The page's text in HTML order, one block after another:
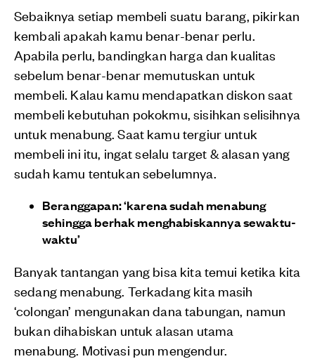
Sebaiknya setiap membeli suatu barang, pikirkan
kembali apakah kamu benar-benar perlu.
Apabila perlu, bandingkan harga dan kualitas
sebelum benar-benar memutuskan untuk
membeli. Kalau kamu mendapatkan diskon saat
membeli kebutuhan pokokmu, sisihkan selisihnya
untuk menabung. Saat kamu tergiur untuk
membeli ini itu, ingat selalu target & alasan yang
sudah kamu tentukan sebelumnya.
Beranggapan: ‘karena sudah menabung
sehingga berhak menghabiskannya sewaktu-
waktu’
Banyak tantangan yang bisa kita temui ketika kita
sedang menabung. Terkadang kita masih
‘colongan’ mengunakan dana tabungan, namun
bukan dihabiskan untuk alasan utama
menabung. Motivasi pun mengendur.